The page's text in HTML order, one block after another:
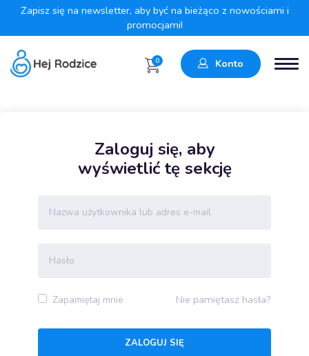
Zapisz się na newsletter, aby być na bieżąco z nowościami i
promocjami!
0 Konto
Zaloguj się, aby
wyświetlić tę sekcję
Zapamiętaj mnie Nie pamiętasz hasła?